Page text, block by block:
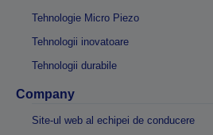
Tehnologie Micro Piezo
Tehnologii inovatoare
Tehnologii durabile
Company
Site-ul web al echipei de conducere